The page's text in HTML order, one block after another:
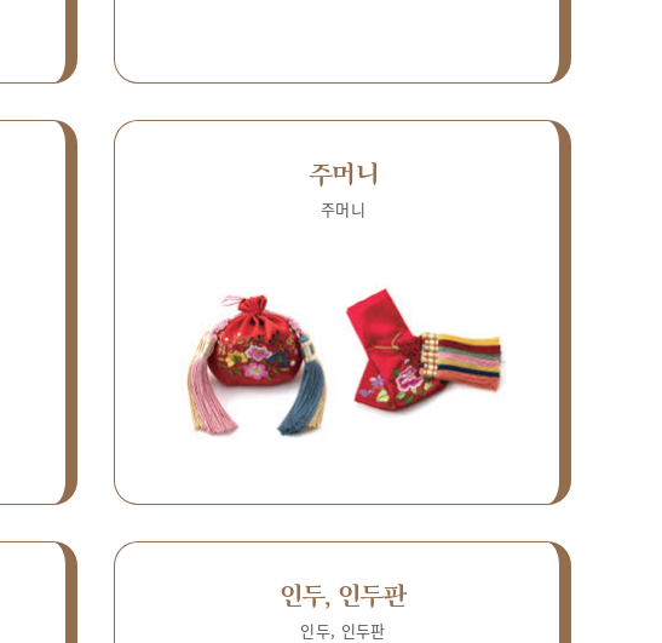
주머니
주머니
인두, 인두판
인두, 인두판